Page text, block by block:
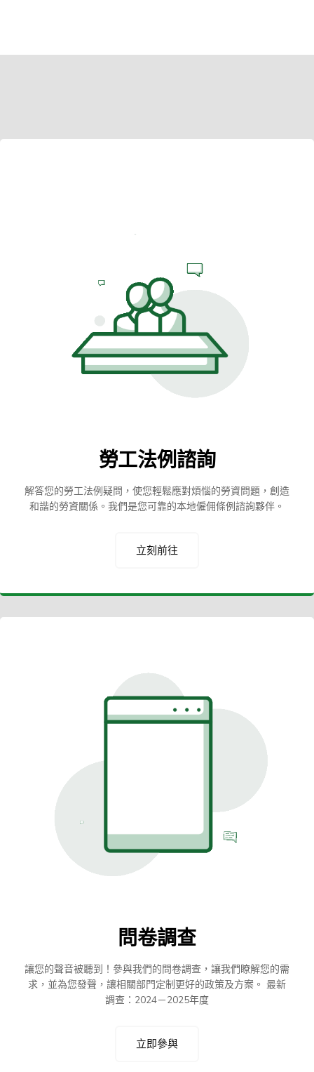
勞工法例諮詢
解答您的勞工法例疑問，使您輕鬆應對煩惱的勞資問題，創造
和諧的勞資關係。我們是您可靠的本地僱佣條例諮詢夥伴。
立刻前往
問卷調查
讓您的聲音被聽到！參與我們的問卷調查，讓我們瞭解您的需
求，並為您發聲，讓相關部門定制更好的政策及方案。 最新
調查：2024－2025年度
立即參與